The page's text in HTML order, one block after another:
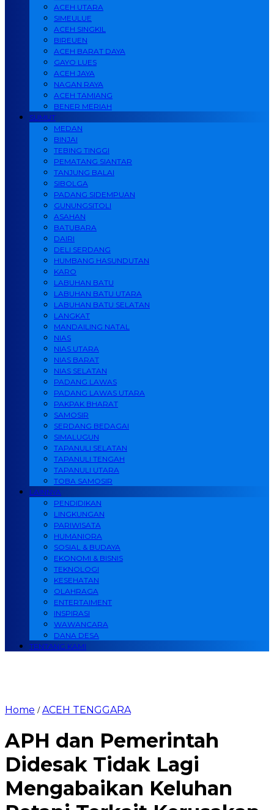
ACEH UTARA
SIMEULUE
ACEH SINGKIL
BIREUEN
ACEH BARAT DAYA
GAYO LUES
ACEH JAYA
NAGAN RAYA
ACEH TAMIANG
BENER MERIAH
SUMUT
MEDAN
BINJAI
TEBING TINGGI
PEMATANG SIANTAR
TANJUNG BALAI
SIBOLGA
PADANG SIDEMPUAN
GUNUNGSITOLI
ASAHAN
BATUBARA
DAIRI
DELI SERDANG
HUMBANG HASUNDUTAN
KARO
LABUHAN BATU
LABUHAN BATU UTARA
LABUHAN BATU SELATAN
LANGKAT
MANDAILING NATAL
NIAS
NIAS UTARA
NIAS BARAT
NIAS SELATAN
PADANG LAWAS
PADANG LAWAS UTARA
PAKPAK BHARAT
SAMOSIR
SERDANG BEDAGAI
SIMALUGUN
TAPANULI SELATAN
TAPANULI TENGAH
TAPANULI UTARA
TOBA SAMOSIR
LAINNYA
PENDIDIKAN
LINGKUNGAN
PARIWISATA
HUMANIORA
SOSIAL & BUDAYA
EKONOMI & BISNIS
TEKNOLOGI
KESEHATAN
OLAHRAGA
ENTERTAIMENT
INSPIRASI
WAWANCARA
DANA DESA
TENTANG KAMI
Home /ACEH TENGGARA
APH dan Pemerintah
Didesak Tidak Lagi
Mengabaikan Keluhan